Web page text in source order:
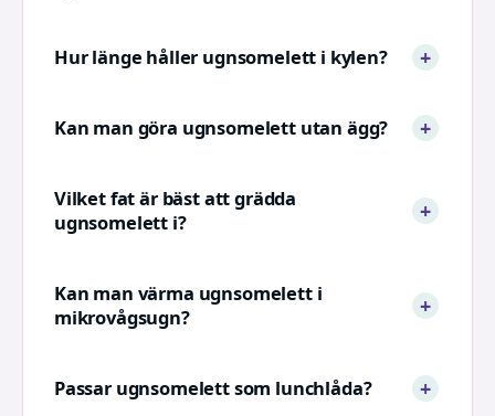
Hur länge håller ugnsomelett i kylen?
Kan man göra ugnsomelett utan ägg?
Vilket fat är bäst att grädda
ugnsomelett i?
Kan man värma ugnsomelett i
mikrovågsugn?
Passar ugnsomelett som lunchlåda?